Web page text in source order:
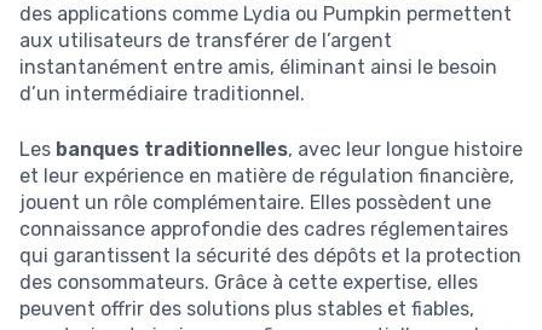
des applications comme Lydia ou Pumpkin permettent
aux utilisateurs de transférer de l’argent
instantanément entre amis, éliminant ainsi le besoin
d’un intermédiaire traditionnel.
Les banques traditionnelles, avec leur longue histoire
et leur expérience en matière de régulation financière,
jouent un rôle complémentaire. Elles possèdent une
connaissance approfondie des cadres réglementaires
qui garantissent la sécurité des dépôts et la protection
des consommateurs. Grâce à cette expertise, elles
peuvent offrir des solutions plus stables et fiables,